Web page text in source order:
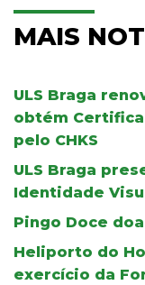
MAIS
ULS Braga
obtém
pelo CHKS
ULS Braga
Identidade
Pingo Doce
Heliporto do
exercício da